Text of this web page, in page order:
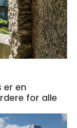
er en
for alle